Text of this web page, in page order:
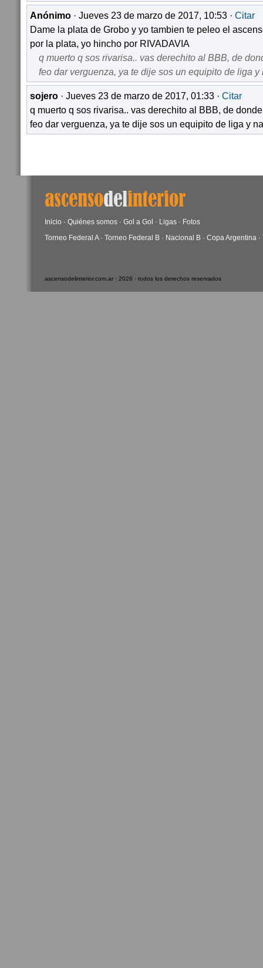
Anónimo · Jueves 23 de marzo de 2017, 10:53 · Citar
Dame la plata de Grobo y yo tambien te peleo el
por la plata, yo hincho por RIVADAVIA
q muerto q sos rivarisa.. vas derechito al BBB, de
feo dar verguenza, ya te dije sos un equipito de liga y
sojero · Jueves 23 de marzo de 2017, 01:33 · Citar
q muerto q sos rivarisa.. vas derechito al BBB, de
feo dar verguenza, ya te dije sos un equipito de liga y
Inicio · Quiénes somos · Gol a Gol · Ligas · Fotos
Torneo Federal A· Torneo Federal B · Nacional B · Copa Argentina ·
ascensodelinterior.com.ar · 2026 · todos los derechos reservados